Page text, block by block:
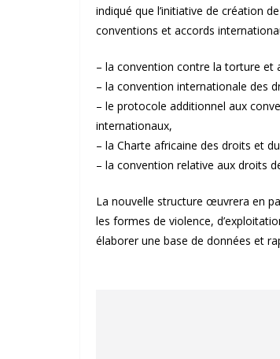
indiqué que l’initiative de création
conventions et accords
– la convention contre la torture et
– la convention internationale des
– le protocole additionnel aux
internationaux,
– la Charte africaine des droits et
– la convention relative aux droits
La nouvelle structure œuvrera en
les formes de violence,
élaborer une base de données et